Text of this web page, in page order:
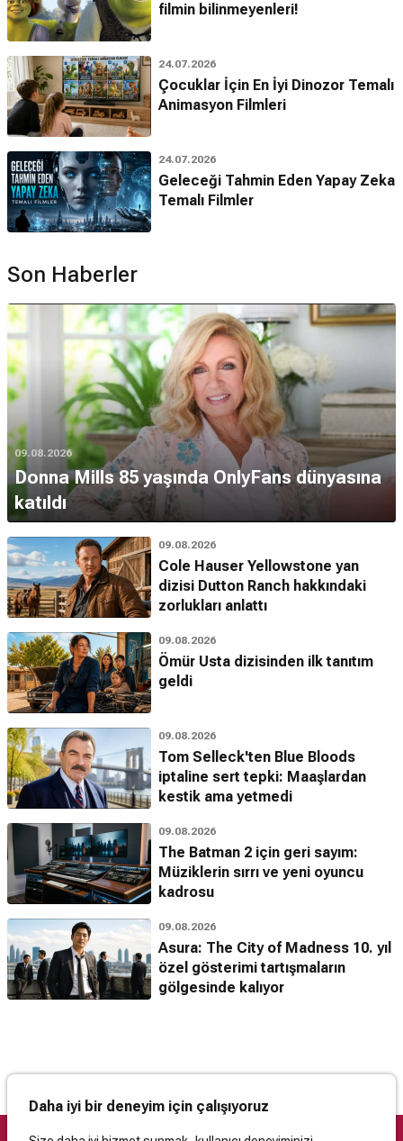
filmin bilinmeyenleri!
24.07.2026
Çocuklar İçin En İyi Dinozor Temalı
Animasyon Filmleri
24.07.2026
Geleceği Tahmin Eden Yapay Zeka
Temalı Filmler
Son Haberler
09.08.2026
Donna Mills 85 yaşında OnlyFans dünyasına
katıldı
09.08.2026
Cole Hauser Yellowstone yan
dizisi Dutton Ranch hakkındaki
zorlukları anlattı
09.08.2026
Ömür Usta dizisinden ilk tanıtım
geldi
09.08.2026
Tom Selleck'ten Blue Bloods
iptaline sert tepki: Maaşlardan
kestik ama yetmedi
09.08.2026
The Batman 2 için geri sayım:
Müziklerin sırrı ve yeni oyuncu
kadrosu
09.08.2026
Asura: The City of Madness 10. yıl
özel gösterimi tartışmaların
gölgesinde kalıyor
Daha iyi bir deneyim için çalışıyoruz